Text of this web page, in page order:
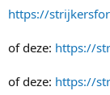
https://
of deze: https://
of deze: https://